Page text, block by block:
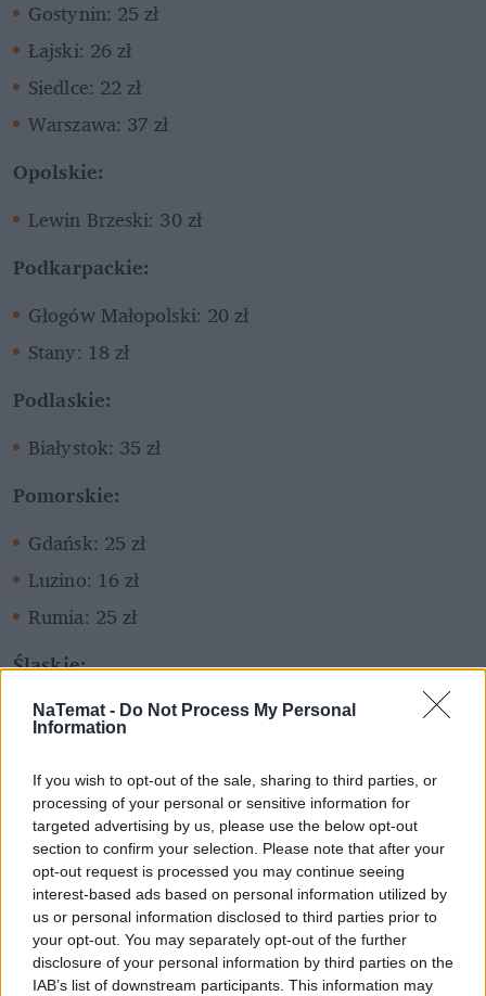
NaTemat - Do Not Process My Personal
Information
If you wish to opt-out of the sale, sharing to third parties, or
processing of your personal or sensitive information for
targeted advertising by us, please use the below opt-out
section to confirm your selection. Please note that after your
opt-out request is processed you may continue seeing
interest-based ads based on personal information utilized by
us or personal information disclosed to third parties prior to
your opt-out. You may separately opt-out of the further
disclosure of your personal information by third parties on the
IAB’s list of downstream participants. This information may
Gostynin: 25 zł
Łajski: 26 zł
Siedlce: 22 zł
Warszawa: 37 zł
Opolskie:
Lewin Brzeski: 30 zł
Podkarpackie:
Głogów Małopolski: 20 zł
Stany: 18 zł
Podlaskie:
Białystok: 35 zł
Pomorskie:
Gdańsk: 25 zł
Luzino: 16 zł
Rumia: 25 zł
Śląskie:
Częstochowa: 19 zł
Rudy: 17 zł
Szczyrk: 20 zł
Żory: 25 zł
Świętokrzyskie:
Kielce: 25 zł